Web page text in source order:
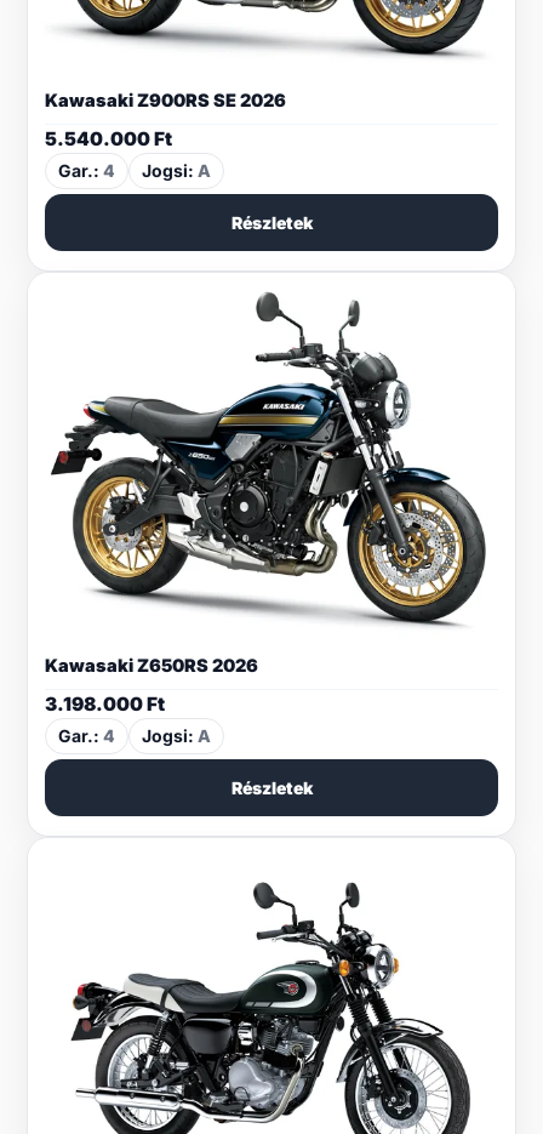
Kawasaki Z900RS SE 2026
5.540.000Ft
Gar.: 4 Jogsi: A
Részletek
Kawasaki Z650RS 2026
3.198.000Ft
Gar.: 4 Jogsi: A
Részletek